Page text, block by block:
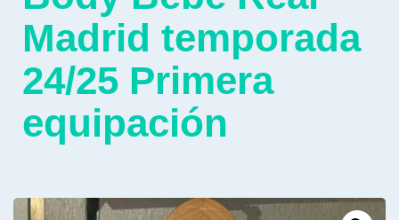
Madrid temporada
24/25 Primera
equipación